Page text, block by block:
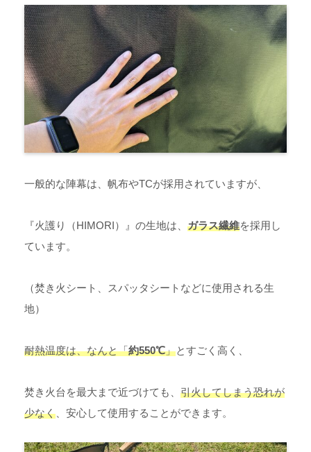
一般的な陣幕は、帆布やTCが採用されていますが、
『火護り（HIMORI）』の生地は、 ガラス繊維を採用し
ています。
（焚き火シート、スパッタシートなどに使用される生
地）
耐熱温度は、なんと「約550℃」とすごく高く、
焚き火台を最大まで近づけても、 引火してしまう恐れが
少なく 、安心して使用することができます。